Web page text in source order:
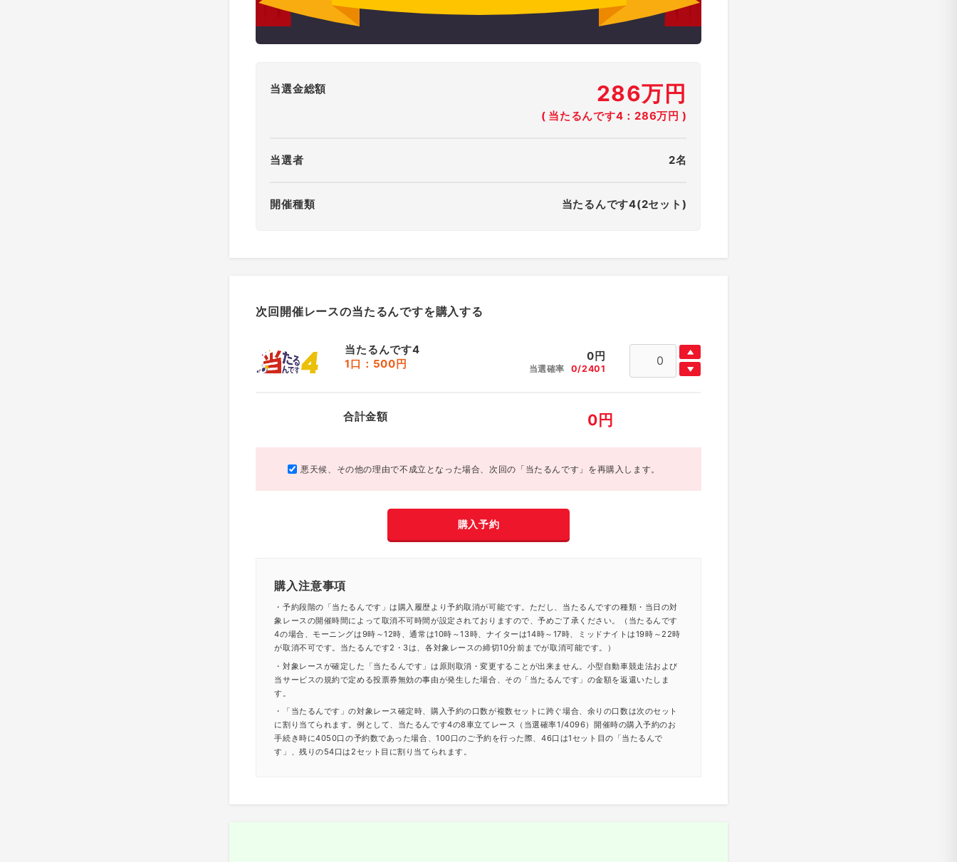
当選金総額 286万円
( 当たるんです4：286万円 )
当選者 2名
開催種類 当たるんです4(2セット)
次回開催レースの当たるんですを購入する
当たるんです4
1口：500円
0円
当選確率 0/2401
合計金額 0 円
悪天候、その他の理由で不成立となった場合、次回の「当たるんです」を再購入します。
購入予約
購入注意事項
・予約段階の「当たるんです」は購入履歴より予約取消が可能です。ただし、当たるんですの種類・当日の対
象レースの開催時間によって取消不可時間が設定されておりますので、予めご了承ください。（当たるんです
4の場合、モーニングは9時～12時、通常は10時～13時、ナイターは14時～17時、ミッドナイトは19時～22時
が取消不可です。当たるんです2・3は、各対象レースの締切10分前までが取消可能です。）
・対象レースが確定した「当たるんです」は原則取消・変更することが出来ません。小型自動車競走法および
当サービスの規約で定める投票券無効の事由が発生した場合、その「当たるんです」の金額を返還いたしま
す。
・「当たるんです」の対象レース確定時、購入予約の口数が複数セットに跨ぐ場合、余りの口数は次のセット
に割り当てられます。例として、当たるんです4の8車立てレース（当選確率1/4096）開催時の購入予約のお
手続き時に4050口の予約数であった場合、100口のご予約を行った際、46口は1セット目の「当たるんで
す」、残りの54口は2セット目に割り当てられます。